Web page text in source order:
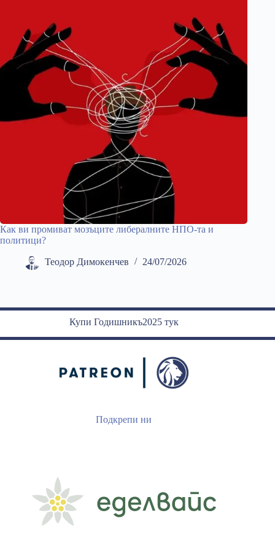
Как ви промиват мозъците либералните НПО-та и
политици?
Теодор Димокенчев 24/07/2026
Купи Годишникъ2025 тук
Подкрепи ни